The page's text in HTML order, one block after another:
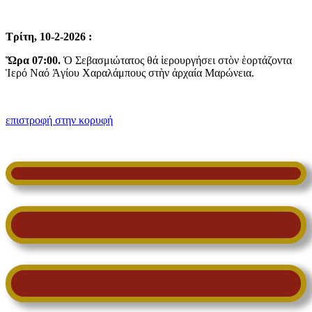
Τρίτη, 10-2-2026 :
Ὥρα 07:00. Ὁ Σεβασμιώτατος θά ἱερουργήσει στὸν ἑορτάζοντα
Ἱερό Ναό Ἁγίου Χαραλάμπους στὴν ἀρχαία Μαρώνεια.
επιστροφή στην κορυφή